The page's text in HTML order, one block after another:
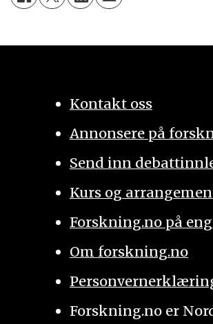
Kontakt oss
Annonsere på
Send inn
Kurs og
Forskning.no på
Om forskning.no
Forskning.no er